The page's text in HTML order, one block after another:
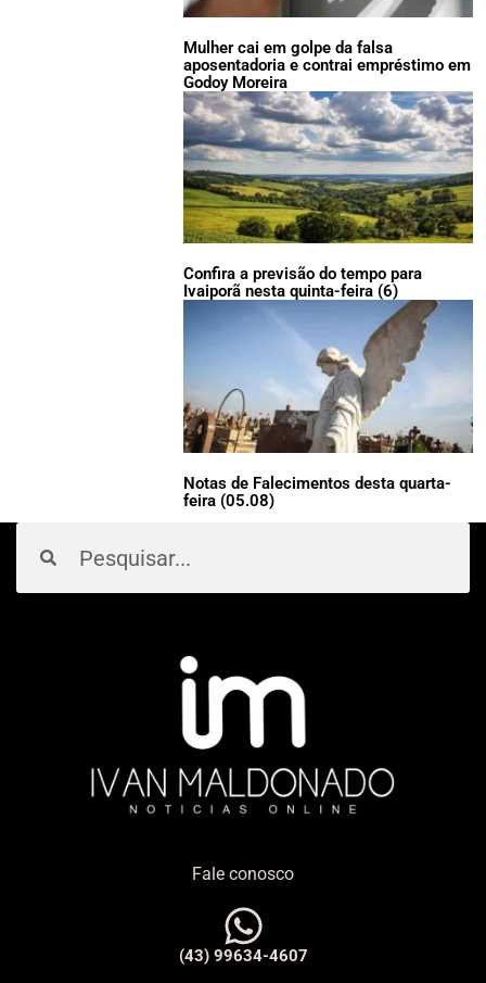
Mulher cai em golpe da falsa
aposentadoria e contrai empréstimo em
Godoy Moreira
Confira a previsão do tempo para
Ivaiporã nesta quinta-feira (6)
Notas de Falecimentos desta quarta-
feira (05.08)
Fale conosco
(43) 99634-4607